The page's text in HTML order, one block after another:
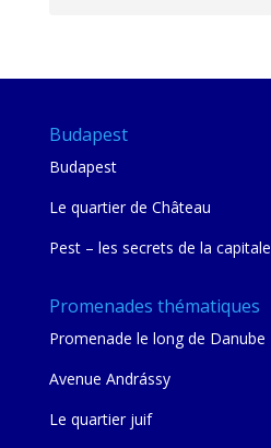
Budapest
Budapest
Le quartier de Château
Pest – les secrets de la capitale
Promenades thématiques
Promenade le long de Danube
Avenue Andrássy
Le quartier juif